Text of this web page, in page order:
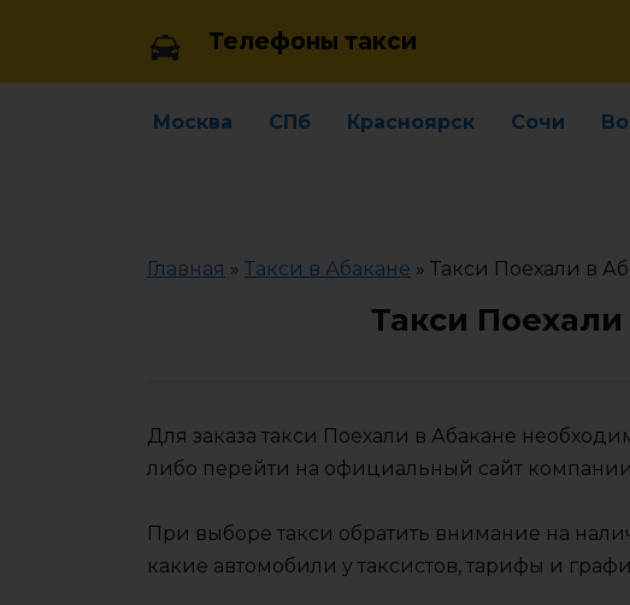
Телефоны такси
Москва СПб Красноярск Сочи
Главная » Такси в Абакане » Такси Поехали в
Такси
Для заказа такси Поехали в Абакане
либо перейти на официальный сайт
При выборе такси обратить внимание на
какие автомобили у таксистов, тарифы и